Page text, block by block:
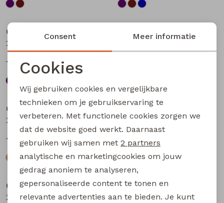
City Life
13,49
17,99
City Life
Sale
City Life
214289 W20030 dames T-shirt km Kit
14,99 19,99
City Life
14,99 19,99
City Life
214289 W20030 dames T-shirt km Marine
City Life
Noodzakelijke cookies
Analytische cookies
Marketing cookies
Consent Meer informatie
Cookies
Wij gebruiken cookies en vergelijkbare
technieken om je gebruikservaring te
verbeteren. Met functionele cookies zorgen we
dat de website goed werkt. Daarnaast
gebruiken wij samen met 2 partners
analytische en marketingcookies om jouw
gedrag anoniem te analyseren,
gepersonaliseerde content te tonen en
relevante advertenties aan te bieden. Je kunt